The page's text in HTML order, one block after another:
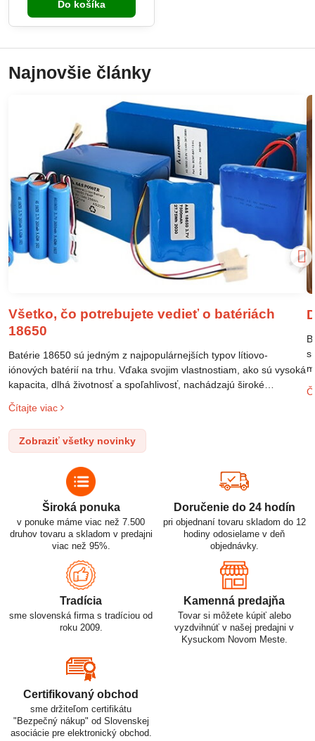
Do košíka
Najnovšie články
Všetko, čo potrebujete vedieť o batériách
18650
Batérie 18650 sú jedným z najpopulárnejších typov lítiovo-
iónových batérií na trhu. Vďaka svojim vlastnostiam, ako sú vysoká
kapacita, dlhá životnosť a spoľahlivosť, nachádzajú široké
po elektrické vozidlá. Pochopenie ich delenia, označovania a
správneho používania je kľúčom k ich efektívnemu a bezpečnému
využitiu.
Čítajte viac
Zobraziť všetky novinky
Široká ponuka
v ponuke máme viac než 7.500
druhov tovaru a skladom v predajni
viac než 95%.
Doručenie do 24 hodín
pri objednaní tovaru skladom do 12
hodiny odosielame v deň
objednávky.
Tradícia
sme slovenská firma s tradíciou od
roku 2009.
Kamenná predajňa
Tovar si môžete kúpiť alebo
vyzdvihnúť v našej predajni v
Kysuckom Novom Meste.
Certifikovaný obchod
sme držiteľom certifikátu
"Bezpečný nákup" od Slovenskej
asociácie pre elektronický obchod.